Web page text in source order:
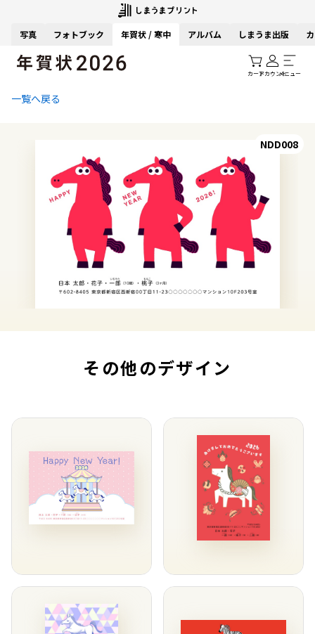
写真 フォトブック 年賀状 / 寒中 アルバム しまうま出版
カートアカウントメニュー
一覧へ戻る
NDD008
その他のデザイン